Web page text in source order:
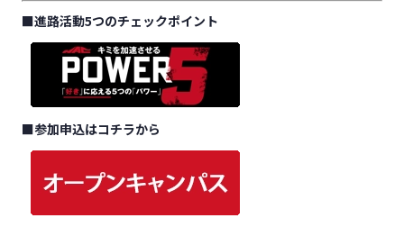
■進路活動5つのチェックポイント
■参加申込はコチラから